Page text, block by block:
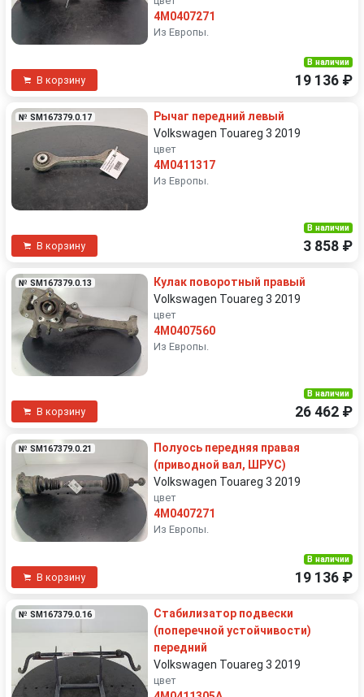
4M0407271
Из Европы.
В корзину
В наличии
19 136 ₽
№ SM167379.0.17
Рычаг передний левый
Volkswagen Touareg 3 2019
цвет
4M0411317
Из Европы.
В корзину
В наличии
3 858 ₽
№ SM167379.0.13
Кулак поворотный правый
Volkswagen Touareg 3 2019
цвет
4M0407560
Из Европы.
В корзину
В наличии
26 462 ₽
№ SM167379.0.21
Полуось передняя правая
(приводной вал, ШРУС)
Volkswagen Touareg 3 2019
цвет
4M0407271
Из Европы.
В корзину
В наличии
19 136 ₽
№ SM167379.0.16
Стабилизатор подвески
(поперечной устойчивости)
передний
Volkswagen Touareg 3 2019
цвет